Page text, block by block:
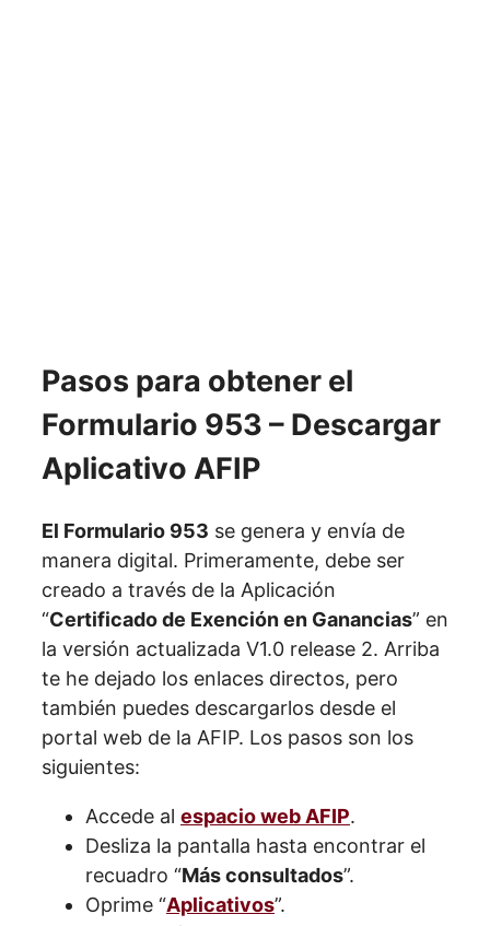
Pasos para obtener el
Formulario 953 – Descargar
Aplicativo AFIP
El Formulario 953 se genera y envía de
manera digital. Primeramente, debe ser
creado a través de la Aplicación
“Certificado de Exención en Ganancias” en
la versión actualizada V1.0 release 2. Arriba
te he dejado los enlaces directos, pero
también puedes descargarlos desde el
portal web de la AFIP. Los pasos son los
siguientes:
Accede al espacio web AFIP.
Desliza la pantalla hasta encontrar el
recuadro “Más consultados”.
Oprime “Aplicativos”.